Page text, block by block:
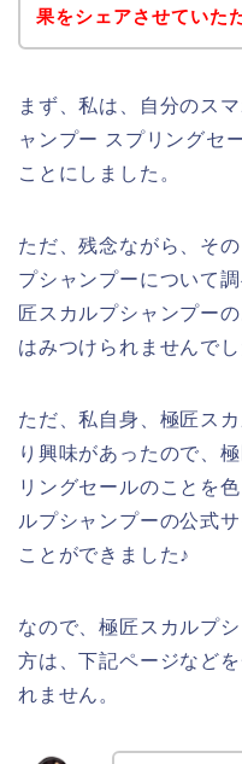
果をシェアさせていた
まず、私は、自分のス
ャンプー スプリングセ
ことにしました。
ただ、残念ながら、そ
プシャンプーについて
匠スカルプシャンプー
はみつけられませんでし
ただ、私自身、極匠ス
り興味があったので、
リングセールのことを
ルプシャンプーの公式
ことができました♪
なので、極匠スカルプ
方は、下記ページなど
れません。